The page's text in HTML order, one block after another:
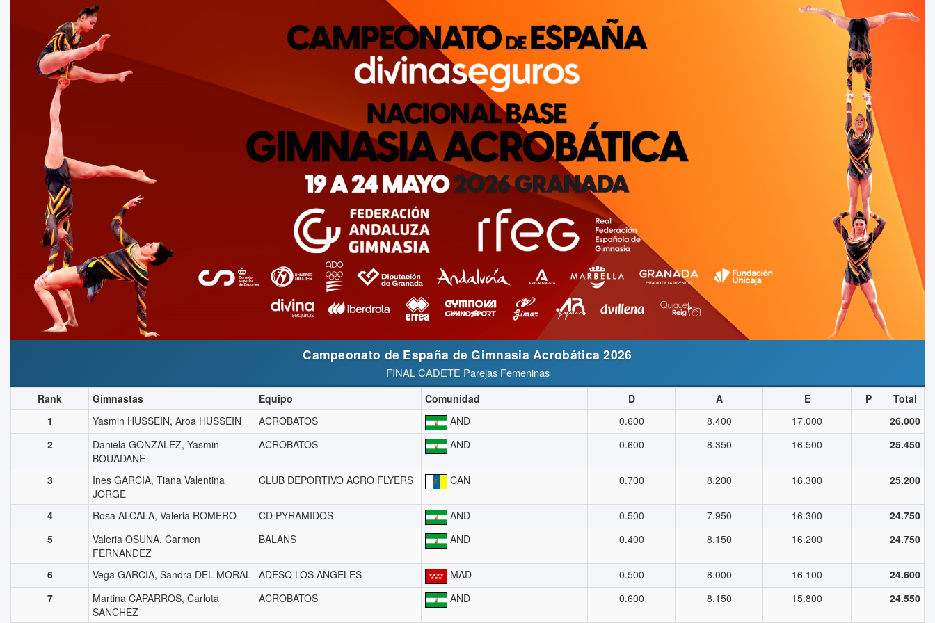
Campeonato de España de Gimnasia Acrobática 2026
FINAL CADETE Parejas Femeninas
Rank Gimnastas Equipo Comunidad D A E P
Total
1
Yasmin HUSSEIN, Aroa HUSSEIN ACROBATOS AND 0.600 8.400 17.000
26.000
2
Daniela GONZALEZ, Yasmin
BOUADANE
ACROBATOS AND 0.600 8.350 16.500 25.450
3
Ines GARCIA, Tiana Valentina
JORGE
CLUB DEPORTIVO ACRO FLYERS CAN 0.700 8.200 16.300 25.200
4 Rosa ALCALA, Valeria ROMERO CD PYRAMIDOS AND 0.500 7.950 16.300
24.750
5
Valeria OSUNA, Carmen
FERNANDEZ
BALANS AND 0.400 8.150 16.200 24.750
6 Vega GARCIA, Sandra DEL MORAL ADESO LOS ANGELES MAD 0.500 8.000 16.100
24.600
7
Martina CAPARROS, Carlota
SANCHEZ
ACROBATOS AND 0.600 8.150 15.800 24.550